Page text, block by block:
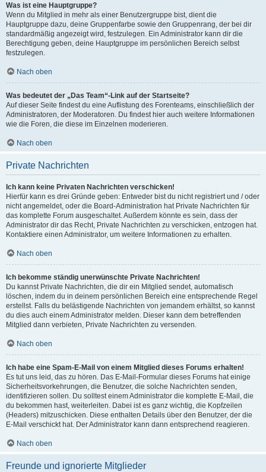
Was ist eine Hauptgruppe?
Wenn du Mitglied in mehr als einer Benutzergruppe bist, dient die
Hauptgruppe dazu, deine Gruppenfarbe sowie den Gruppenrang, der bei dir
standardmäßig angezeigt wird, festzulegen. Ein Administrator kann dir die
Berechtigung geben, deine Hauptgruppe im persönlichen Bereich selbst
festzulegen.
Nach oben
Was bedeutet der „Das Team“-Link auf der Startseite?
Auf dieser Seite findest du eine Auflistung des Forenteams, einschließlich der
Administratoren, der Moderatoren. Du findest hier auch weitere Informationen
wie die Foren, die diese im Einzelnen moderieren.
Nach oben
Private Nachrichten
Ich kann keine Privaten Nachrichten verschicken!
Hierfür kann es drei Gründe geben: Entweder bist du nicht registriert und / oder
nicht angemeldet, oder die Board-Administration hat Private Nachrichten für
das komplette Forum ausgeschaltet. Außerdem könnte es sein, dass der
Administrator dir das Recht, Private Nachrichten zu verschicken, entzogen hat.
Kontaktiere einen Administrator, um weitere Informationen zu erhalten.
Nach oben
Ich bekomme ständig unerwünschte Private Nachrichten!
Du kannst Private Nachrichten, die dir ein Mitglied sendet, automatisch
löschen, indem du in deinem persönlichen Bereich eine entsprechende Regel
erstellst. Falls du belästigende Nachrichten von jemandem erhältst, so kannst
du dies auch einem Administrator melden. Dieser kann dem betreffenden
Mitglied dann verbieten, Private Nachrichten zu versenden.
Nach oben
Ich habe eine Spam-E-Mail von einem Mitglied dieses Forums erhalten!
Es tut uns leid, das zu hören. Das E-Mail-Formular dieses Forums hat einige
Sicherheitsvorkehrungen, die Benutzer, die solche Nachrichten senden,
identifizieren sollen. Du solltest einem Administrator die komplette E-Mail, die
du bekommen hast, weiterleiten. Dabei ist es ganz wichtig, die Kopfzeilen
(Headers) mitzuschicken. Diese enthalten Details über den Benutzer, der die
E-Mail verschickt hat. Der Administrator kann dann entsprechend reagieren.
Nach oben
Freunde und ignorierte Mitglieder